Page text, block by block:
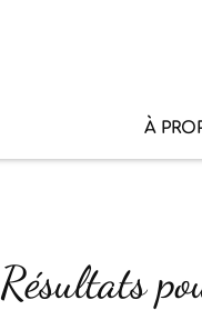
À
Résultats